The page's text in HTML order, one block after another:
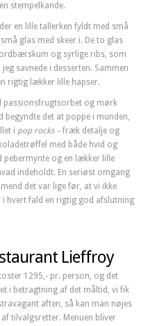
stempelkande.
en lille tallerken fyldt med små
glas med skeer i. De to glas
og syrlige ribs, som
savnede i desserten. Sammen
rigtig lækker lille hapser.
passionsfrugtsorbet og mørk
begyndte det at poppe i munden,
i pop rocks –fræk detalje og
med både hvid og
pebermynte og en lækker lille
indeholdt. En seriøst omgang
det var lige før, at vi ikke
i hvert fald en rigtig god afslutning
Lieffroy
1295,- pr. person, og det
i betragtning af det måltid, vi fik
aften, så kan man nøjes
tilvalgsretter. Menuen bliver